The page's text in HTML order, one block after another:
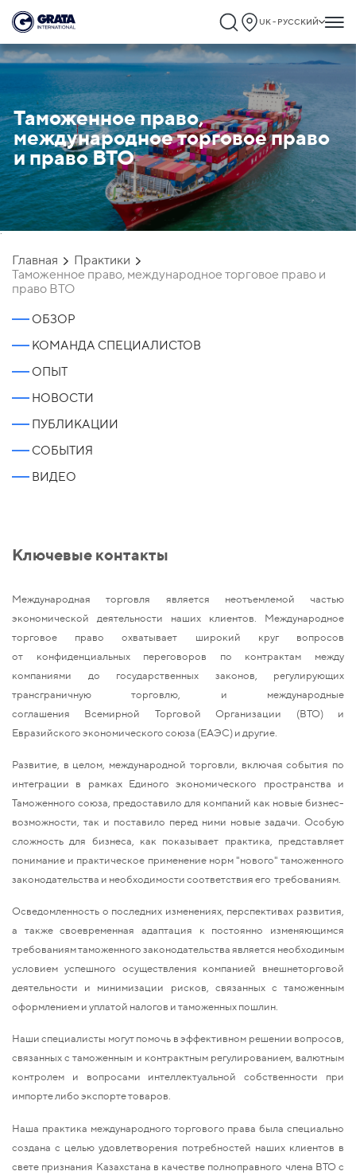
UK - РУССКИЙ
Таможенное право,
международное торговое право
и право ВТО
`
Главная
Практики
Таможенное право, международное торговое право и
право ВТО
ОБЗОР
КОМАНДА СПЕЦИАЛИСТОВ
ОПЫТ
НОВОСТИ
ПУБЛИКАЦИИ
СОБЫТИЯ
ВИДЕО
Ключевые контакты
Международная торговля является неотъемлемой частью
экономической деятельности наших клиентов. Международное
торговое право охватывает широкий круг вопросов
от конфиденциальных переговоров по контрактам между
компаниями до государственных законов, регулирующих
трансграничную торговлю, и международные
соглашения Всемирной Торговой Организации (ВТО) и
Евразийского экономического союза (ЕАЭС) и другие.
Развитие, в целом, международной торговли, включая события по
интеграции в рамках Единого экономического пространства и
Таможенного союза, предоставило для компаний как новые бизнес-
возможности, так и поставило перед ними новые задачи. Особую
сложность для бизнеса, как показывает практика, представляет
понимание и практическое применение норм "нового" таможенного
законодательства и необходимости соответствия его требованиям.
Осведомленность о последних изменениях, перспективах развития,
а также своевременная адаптация к постоянно изменяющимся
требованиям таможенного законодательства является необходимым
условием успешного осуществления компанией внешнеторговой
деятельности и минимизации рисков, связанных с таможенным
оформлением и уплатой налогов и таможенных пошлин.
Наши специалисты могут помочь в эффективном решении вопросов,
связанных с таможенным и контрактным регулированием, валютным
контролем и вопросами интеллектуальной собственности при
импорте либо экспорте товаров.
Наша практика международного торгового права была специально
создана с целью удовлетворения потребностей наших клиентов в
свете признания Казахстана в качестве полноправного члена ВТО с